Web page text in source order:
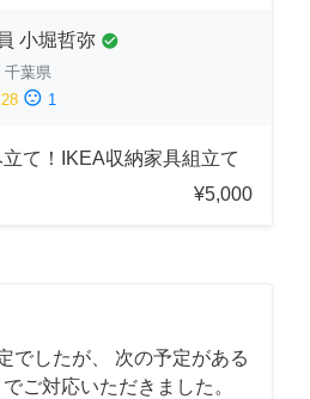
小堀哲弥 check_circle
千葉県
28 sentiment_dissatisfied 1
て！IKEA収納家具組立て
¥5,000
でしたが、 次の予定がある
ご対応いただきました。